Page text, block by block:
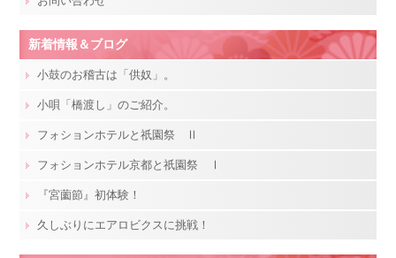
新着情報＆ブログ
小鼓のお稽古は「供奴」。
小唄「橋渡し」のご紹介。
フォションホテルと祇園祭 Ⅱ
フォションホテル京都と祇園祭 Ⅰ
『宮薗節』初体験！
久しぶりにエアロビクスに挑戦！